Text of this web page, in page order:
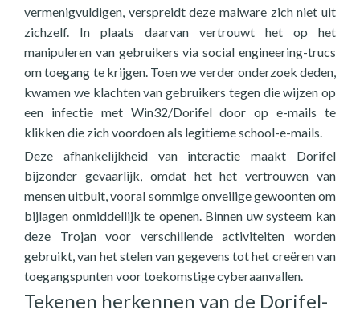
vermenigvuldigen, verspreidt deze malware zich niet uit
zichzelf. In plaats daarvan vertrouwt het op het
manipuleren van gebruikers via social engineering-trucs
om toegang te krijgen. Toen we verder onderzoek deden,
kwamen we klachten van gebruikers tegen die wijzen op
een infectie met Win32/Dorifel door op e-mails te
klikken die zich voordoen als legitieme school-e-mails.
Deze afhankelijkheid van interactie maakt Dorifel
bijzonder gevaarlijk, omdat het het vertrouwen van
mensen uitbuit, vooral sommige onveilige gewoonten om
bijlagen onmiddellijk te openen. Binnen uw systeem kan
deze Trojan voor verschillende activiteiten worden
gebruikt, van het stelen van gegevens tot het creëren van
toegangspunten voor toekomstige cyberaanvallen.
Tekenen herkennen van de Dorifel-